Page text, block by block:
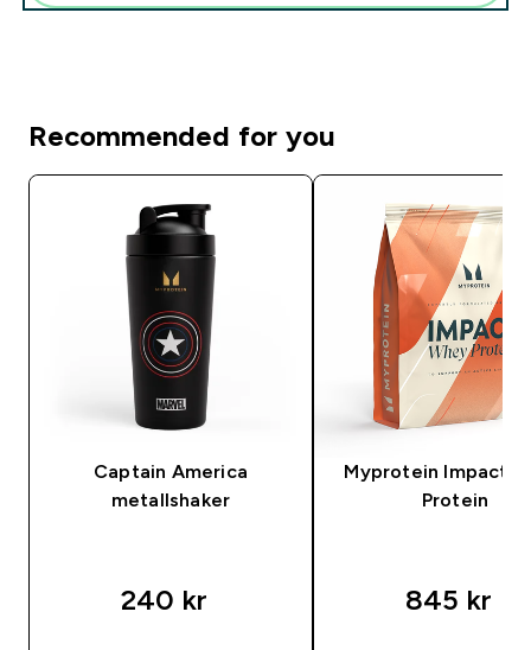
Recommended for you
Captain America
metallshaker
240 kr‎
Myprotein Impact
Protein
845 kr‎